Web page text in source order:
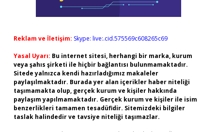
Reklam ve İletişim: Skype: live:.cid.575569c608265c69
Yasal Uyarı: Bu internet sitesi, herhangi bir marka, kurum
veya şahıs şirketi ile hiçbir bağlantısı bulunmamaktadır.
Sitede yalnızca kendi hazırladığımız makaleler
paylaşılmaktadır. Burada yer alan içerikler haber niteliği
taşımamakta olup, gerçek kurum ve kişiler hakkında
paylaşım yapılmamaktadır. Gerçek kurum ve kişiler ile isim
benzerlikleri tamamen tesadüfidir. Sitemizdeki bilgiler
taslak halindedir ve tavsiye niteliği taşımazlar.